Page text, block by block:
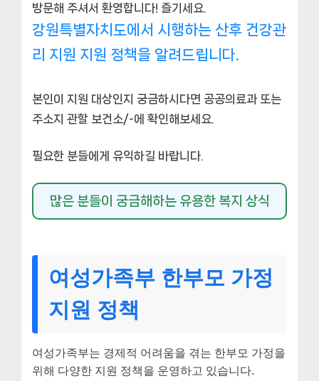
방문해 주셔서 환영합니다! 즐기세요.
강원특별자치도에서 시행하는 산후 건강관
리 지원 지원 정책을 알려드립니다.
본인이 지원 대상인지 궁금하시다면 공공의료과 또는
주소지 관할 보건소/-에 확인해보세요.
필요한 분들에게 유익하길 바랍니다.
많은 분들이 궁금해하는 유용한 복지 상식
여성가족부 한부모 가정
지원 정책
여성가족부는 경제적 어려움을 겪는 한부모 가정을
위해 다양한 지원 정책을 운영하고 있습니다.